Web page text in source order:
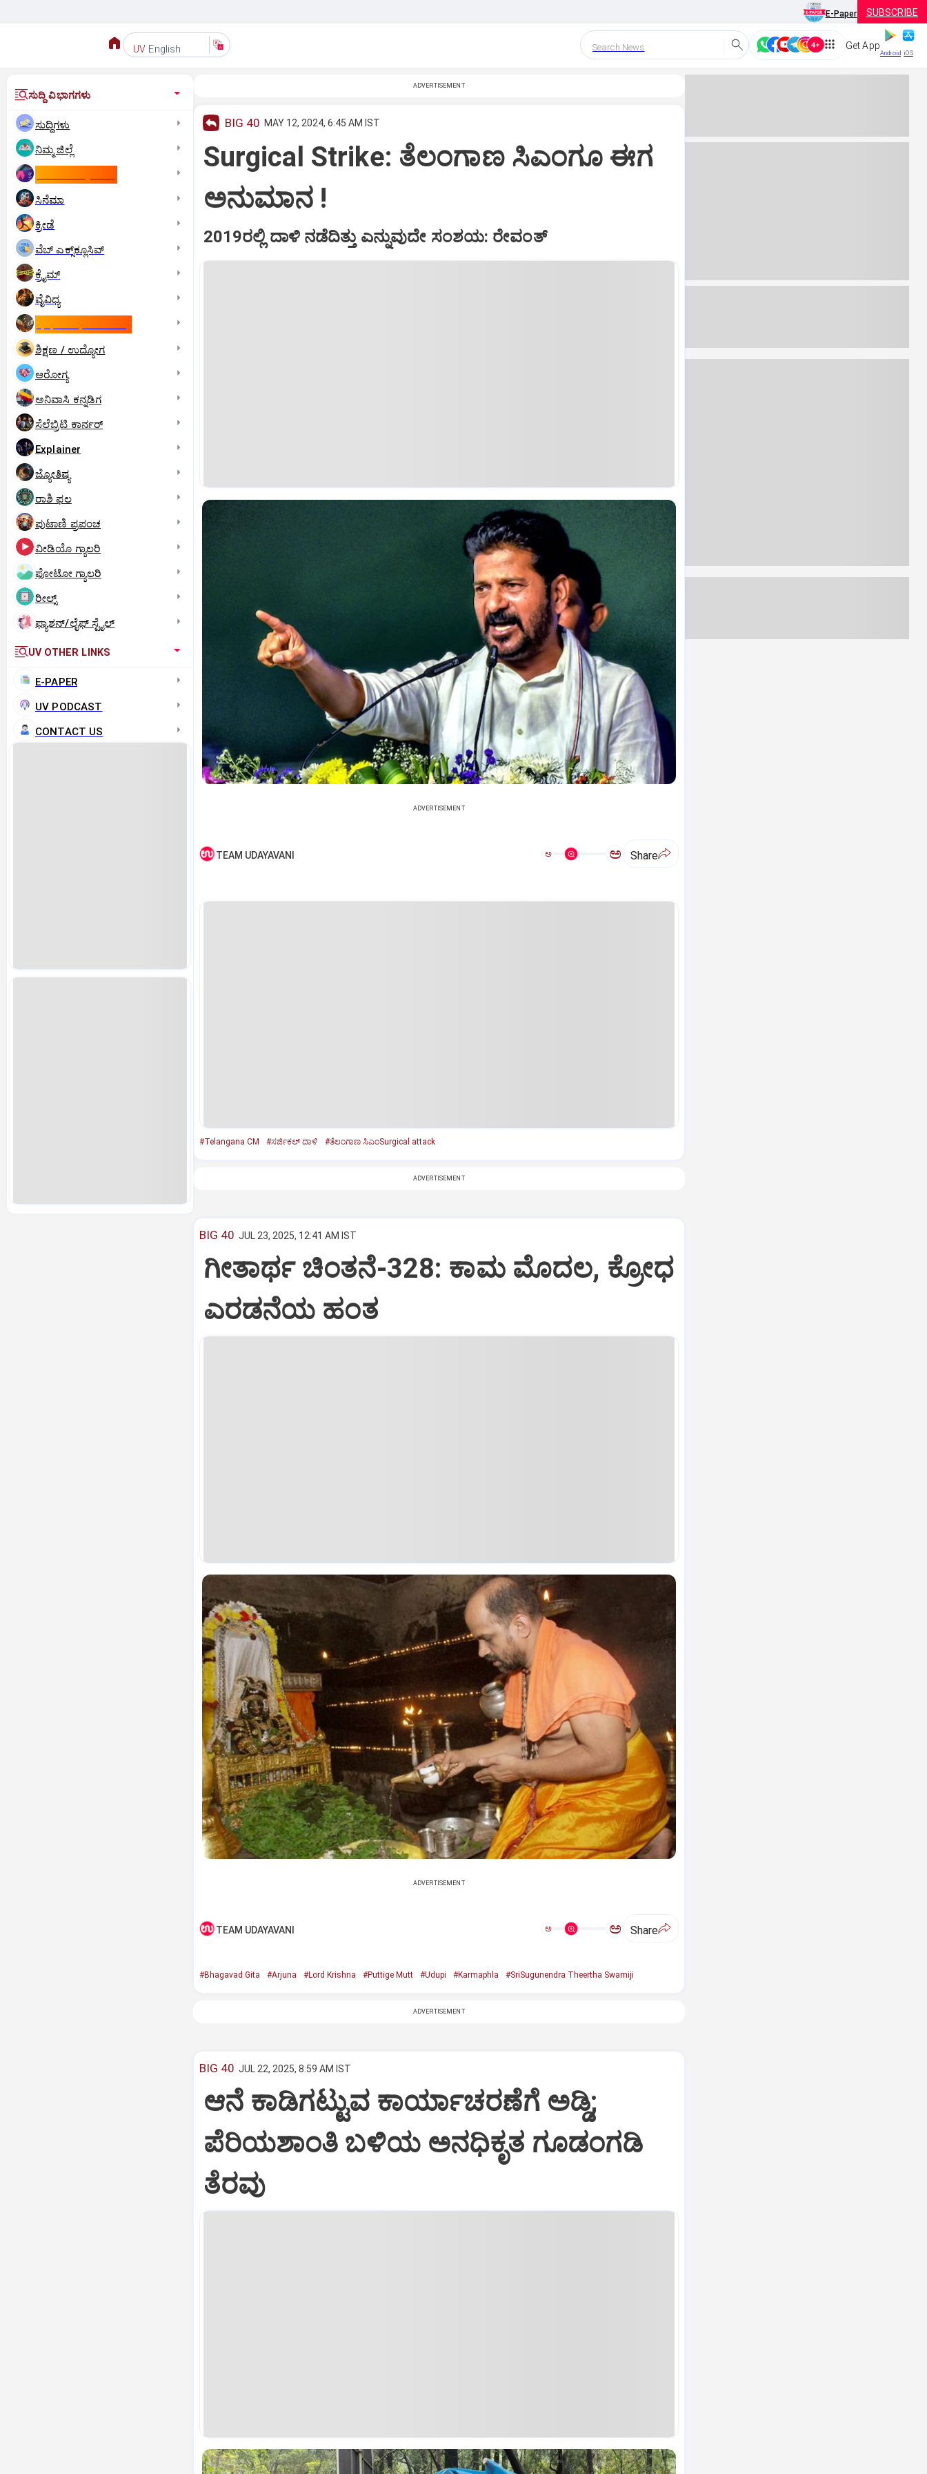
E-Paper SUBSCRIBE
UV English Search News Get App
Android iOS
ಸುದ್ದಿ ವಿಭಾಗಗಳು
ಸುದ್ದಿಗಳು
ನಿಮ್ಮ ಜಿಲ್ಲೆ
ಸಿನೆಮಾ
ಕ್ರೀಡೆ
ವೆಬ್ ಎಕ್ಸ್‌ಕ್ಲೂಸಿವ್
ಕ್ರೈಮ್
ವೈವಿಧ್ಯ
ಶಿಕ್ಷಣ / ಉದ್ಯೋಗ
ಆರೋಗ್ಯ
ಅನಿವಾಸಿ ಕನ್ನಡಿಗ
ಸೆಲೆಬ್ರಿಟಿ ಕಾರ್ನರ್‌
Explainer
ಜ್ಯೋತಿಷ್ಯ
ರಾಶಿ ಫಲ
ಪುಟಾಣಿ ಪ್ರಪಂಚ
ವೀಡಿಯೊ ಗ್ಯಾಲರಿ
ಫೋಟೋ ಗ್ಯಾಲರಿ
ರೀಲ್ಸ್
ಫ್ಯಾಶನ್/ಲೈಫ್‌ ಸ್ಟೈಲ್
UV OTHER LINKS
E-PAPER
UV PODCAST
CONTACT US
ADVERTISEMENT
BIG 40 MAY 12, 2024, 6:45 AM IST
Surgical Strike: ತೆಲಂಗಾಣ ಸಿಎಂಗೂ ಈಗ
ಅನುಮಾನ !
2019ರಲ್ಲಿ ದಾಳಿ ನಡೆದಿತ್ತು ಎನ್ನುವುದೇ ಸಂಶಯ: ರೇವಂತ್‌
ADVERTISEMENT
TEAM UDAYAVANI ಅ ಅ Share
#Telangana CM #ಸರ್ಜಿಕಲ್‌ ದಾಳಿ #ತೆಲಂಗಾಣ ಸಿಎಂSurgical attack
ADVERTISEMENT
BIG 40 JUL 23, 2025, 12:41 AM IST
ಗೀತಾರ್ಥ ಚಿಂತನೆ-328: ಕಾಮ ಮೊದಲ, ಕ್ರೋಧ
ಎರಡನೆಯ ಹಂತ
ADVERTISEMENT
TEAM UDAYAVANI ಅ ಅ Share
#Bhagavad Gita #Arjuna #Lord Krishna #Puttige Mutt #Udupi #Karmaphla #SriSugunendra Theertha Swamiji
ADVERTISEMENT
BIG 40 JUL 22, 2025, 8:59 AM IST
ಆನೆ ಕಾಡಿಗಟ್ಟುವ ಕಾರ್ಯಾಚರಣೆಗೆ ಅಡ್ಡಿ;
ಪೆರಿಯಶಾಂತಿ ಬಳಿಯ ಅನಧಿಕೃತ ಗೂಡಂಗಡಿ
ತೆರವು